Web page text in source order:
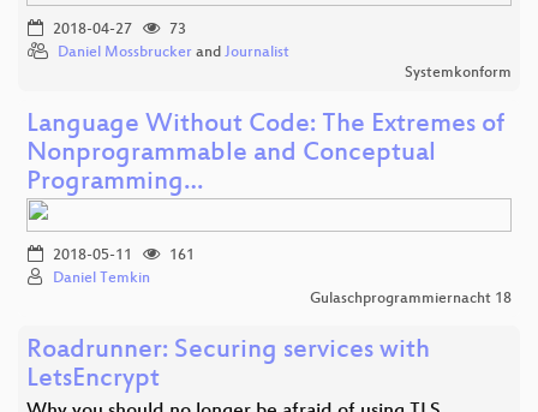
2018-04-27
73
Daniel Mossbrucker and Journalist
Systemkonform
Language Without Code: The Extremes of
Nonprogrammable and Conceptual
Programming…
2018-05-11
161
Daniel Temkin
Gulaschprogrammiernacht 18
Roadrunner: Securing services with
LetsEncrypt